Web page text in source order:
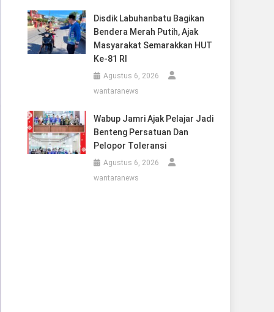
Disdik Labuhanbatu Bagikan
Bendera Merah Putih, Ajak
Masyarakat Semarakkan HUT
Ke-81 RI
Agustus 6, 2026
wantaranews
Wabup Jamri Ajak Pelajar Jadi
Benteng Persatuan Dan
Pelopor Toleransi
Agustus 6, 2026
wantaranews